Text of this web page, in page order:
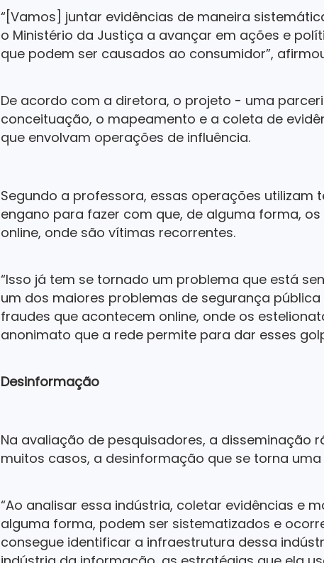
“[Vamos] juntar evidências de maneira
o Ministério da Justiça a avançar em ações e
que podem ser causados ao consumidor”,
De acordo com a diretora, o projeto - uma
conceituação, o mapeamento e a coleta de
que envolvam operações de influência.
Segundo a professora, essas operações
engano para fazer com que, de alguma forma,
online, onde são vítimas recorrentes.
“Isso já tem se tornado um problema que está
um dos maiores problemas de segurança
fraudes que acontecem online, onde os
anonimato que a rede permite para dar esses
Desinformação
Na avaliação de pesquisadores, a disseminação
muitos casos, a desinformação que se torna
“Ao analisar essa indústria, coletar evidências e
alguma forma, podem ser sistematizados e
consegue identificar a infraestrutura dessa